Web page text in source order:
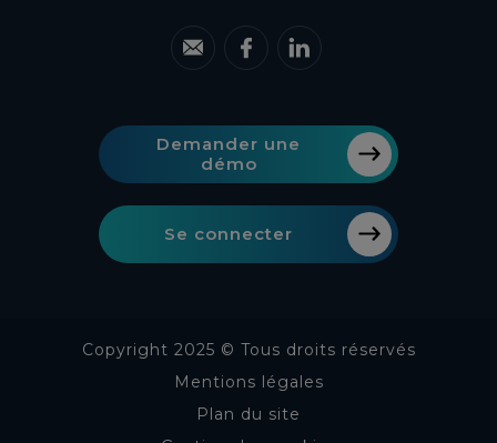
Demander une
démo
Se connecter
Copyright 2025 © Tous droits réservés
Mentions légales
Plan du site